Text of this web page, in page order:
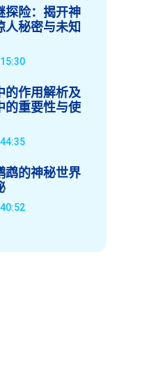
探险：揭开神
人秘密与未知
的作用解析及
的重要性与使
鹉的神秘世界